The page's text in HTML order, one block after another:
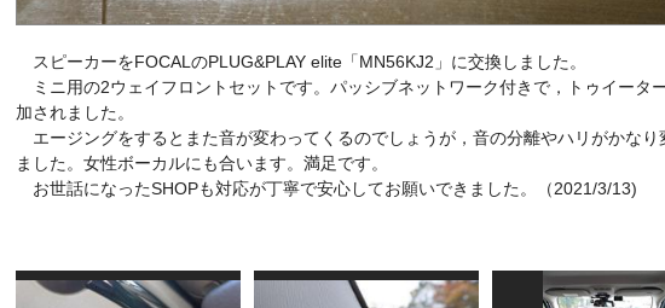
スピーカーをFOCALのPLUG&PLAY elite「MN56KJ2」に交換しました。
ミニ用の2ウェイフロントセットです。パッシブネットワーク付きで，トゥイータ
加されました。
エージングをするとまた音が変わってくるのでしょうが，音の分離やハリがかなり
ました。女性ボーカルにも合います。満足です。
お世話になったSHOPも対応が丁寧で安心してお願いできました。（2021/3/13)